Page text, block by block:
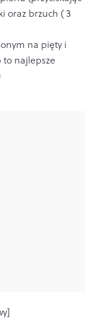
oraz brzuch ( 3
na pięty i
to najlepsze